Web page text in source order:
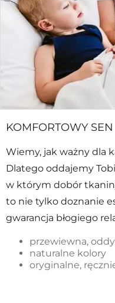
KOMFORTOWY SEN
Wiemy, jak ważny dla
Dlatego oddajemy
w którym dobór
to nie tylko doznanie
gwarancja błogiego
przewiewna,
naturalne kolory
oryginalne,